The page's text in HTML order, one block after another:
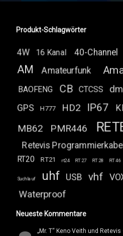
Produkt-Schlagwörter
4W 16 Kanal 40-Channel
AM
Amateurfunk
BAOFENG CB CTCSS
GPS H777 HD2 IP67
MB62 PMR446
Retevis Programmierkabel
RT20 RT21 rt24 RT27 RT28 RT46
Suchlauf uhf USB vhf
Waterproof
Neueste Kommentare
„Mr. T“ Keno Veith und